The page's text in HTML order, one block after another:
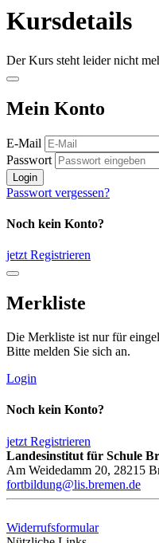
Kursdetails
Der Kurs steht leider nicht
Mein Konto
E-Mail
Passwort
Login
Passwort vergessen?
Noch kein Konto?
jetzt Registrieren
Merkliste
Die Merkliste ist nur für
Bitte melden Sie sich an.
Login
Noch kein Konto?
jetzt Registrieren
Landesinstitut für Schule
Am Weidedamm 20, 28215
fortbildung@lis.bremen.de
Widerrufsformular